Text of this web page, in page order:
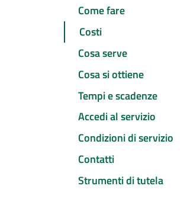
Come fare
Costi
Cosa serve
Cosa si ottiene
Tempi e scadenze
Accedi al servizio
Condizioni di servizio
Contatti
Strumenti di tutela